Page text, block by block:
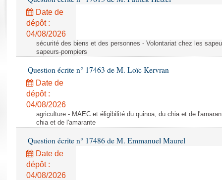
Rapports d'enquête
Rapports législatifs
Rapports sur l'application des lois
Baromètre de l’application des lois
Dossiers législatifs
Budget et sécurité sociale
Questions écrites et orales
Comptes rendus des débats
Date de
dépôt :
04/08/2026
sécurité des biens et des personnes - Volontariat chez les
sapeurs-pompiers
Question écrite n° 17463 de M. Loïc Kervran
Date de
dépôt :
04/08/2026
agriculture - MAEC et éligibilité du quinoa, du chia et de
chia et de l'amarante
Question écrite n° 17486 de M. Emmanuel Maurel
Date de
dépôt :
04/08/2026